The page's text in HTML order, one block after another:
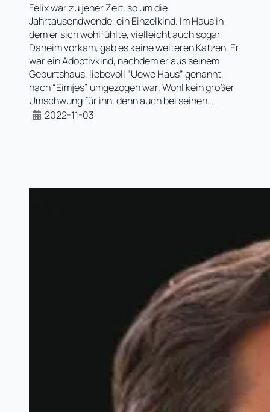
Felix war zu jener Zeit, so um die
Jahrtausendwende, ein Einzelkind. Im Haus in
dem er sich wohlfühlte, vielleicht auch sogar
Daheim vorkam, gab es keine weiteren Katzen. Er
war ein Adoptivkind, nachdem er aus seinem
Geburtshaus, liebevoll “Uewe Haus” genannt,
nach “Eimjes” umgezogen war. Wohl kein großer
Umschwung für ihn, denn auch bei seinen…
2022-11-03